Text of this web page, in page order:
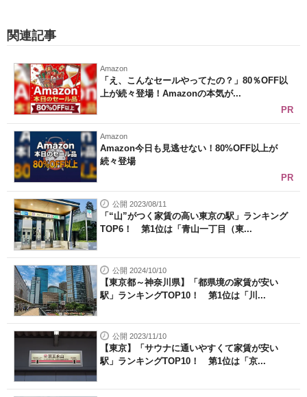
関連記事
Amazon
「え、こんなセールやってたの？」80％OFF以
上が続々登場！Amazonの本気が...
PR
Amazon
Amazon今日も見逃せない！80%OFF以上が
続々登場
PR
公開 2023/08/11
「“山”がつく家賃の高い東京の駅」ランキング
TOP6！ 第1位は「青山一丁目（東...
公開 2024/10/10
【東京都～神奈川県】「都県境の家賃が安い
駅」ランキングTOP10！ 第1位は「川...
公開 2023/11/10
【東京】「サウナに通いやすくて家賃が安い
駅」ランキングTOP10！ 第1位は「京...